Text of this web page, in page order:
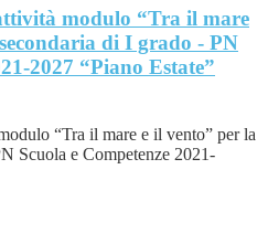
modulo “Tra il mare
di I grado - PN
2027 “Piano Estate”
“Tra il mare e il vento” per la
Scuola e Competenze 2021-